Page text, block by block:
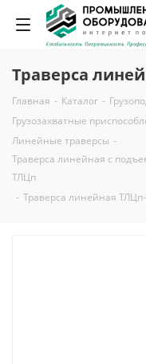
Траверса
Главная - Каталог -
Грузозахватные
Линейные траверсы -
Траверса линейная с
ТЛЦп
- Траверса линейная